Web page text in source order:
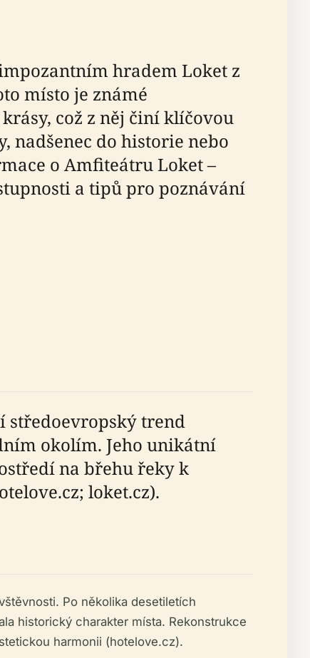
hradem Loket z
místo je známé
což z něj činí klíčovou
nadšenec do historie nebo
o Amfiteátru Loket –
a tipů pro poznávání
středoevropský trend
okolím. Jeho unikátní
na břehu řeky k
loket.cz).
Po několika desetiletích
historický charakter místa. Rekonstrukce
harmonii (hotelove.cz).